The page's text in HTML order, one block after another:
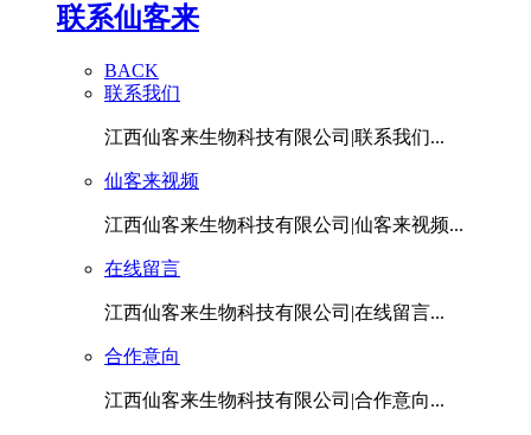
联系仙客来
BACK
联系我们
江西仙客来生物科技有限公司|联系我们...
仙客来视频
江西仙客来生物科技有限公司|仙客来视频...
在线留言
江西仙客来生物科技有限公司|在线留言...
合作意向
江西仙客来生物科技有限公司|合作意向...